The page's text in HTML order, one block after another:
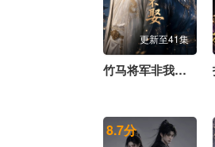
20260619下
20260626中
更新至41集
竹马将军非我不娶
8.7分